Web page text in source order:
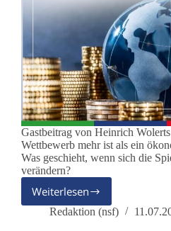
Gastbeitrag von Heinrich
Wettbewerb mehr ist als ein
Was geschieht, wenn sich die
verändern?
Weiterlesen
Vom
funktionsfähigen
Redaktion (nsf)